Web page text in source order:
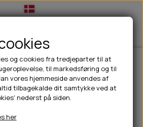
TIL HUND
VANDSKÅLE
HUNDEEJER
TERMOFLASKER
TIL KAT
& Snacks Tyggeben Snack'it
og cookies fra tredjeparter til at
til markedsføring og til
vores hjemmeside anvendes af
tilbagekalde dit samtykke ved at
nederst på siden.
her